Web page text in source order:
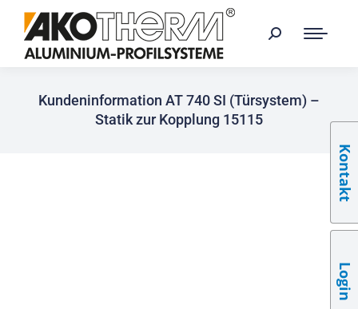
Kundeninformation AT 740 SI (Türsystem) –
Statik zur Kopplung 15115
Kontakt
Login